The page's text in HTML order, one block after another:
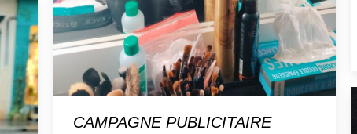
CAMPAGNE PUBLICITAIRE